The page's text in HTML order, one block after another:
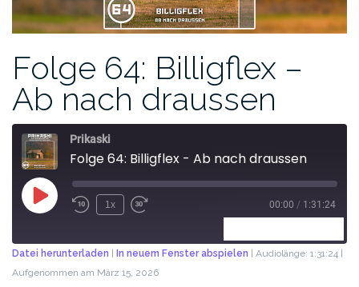
Folge 64: Billigflex –
Ab nach draussen
Prikaski
Folge 64: Billigflex - Ab nach draussen
1x 00:00 / 1:31:24
TEILEN
Datei herunterladen In neuem Fenster abspielen Audiolänge: 1:31:24
Aufgenommen am März 15, 2026